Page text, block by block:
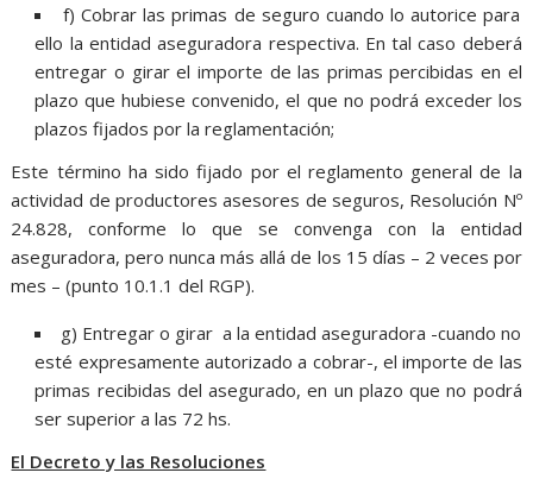
f) Cobrar las primas de seguro cuando lo autorice para
ello la entidad aseguradora respectiva. En tal caso deberá
entregar o girar el importe de las primas percibidas en el
plazo que hubiese convenido, el que no podrá exceder los
plazos fijados por la reglamentación;
Este término ha sido fijado por el reglamento general de la
actividad de productores asesores de seguros, Resolución Nº
24.828, conforme lo que se convenga con la entidad
aseguradora, pero nunca más allá de los 15 días – 2 veces por
mes – (punto 10.1.1 del RGP).
g) Entregar o girar a la entidad aseguradora -cuando no
esté expresamente autorizado a cobrar-, el importe de las
primas recibidas del asegurado, en un plazo que no podrá
ser superior a las 72 hs.
El Decreto y las Resoluciones